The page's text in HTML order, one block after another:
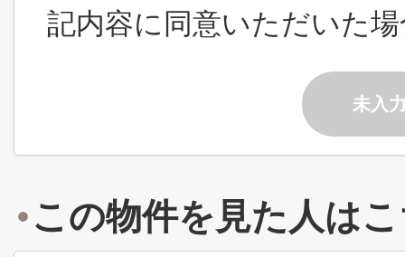
記内容に同意いただいた
未入
この物件を見た人は